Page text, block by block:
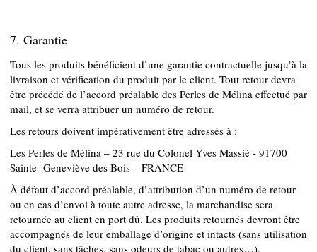
7. Garantie
Tous les produits bénéficient d’une garantie contractuelle jusqu’à la
livraison et vérification du produit par le client. Tout retour devra
être précédé de l’accord préalable des Perles de Mélina effectué par
mail, et se verra attribuer un numéro de retour.
Les retours doivent impérativement être adressés à :
Les Perles de Mélina – 23 rue du Colonel Yves Massié - 91700
Sainte -Geneviève des Bois – FRANCE
À défaut d’accord préalable, d’attribution d’un numéro de retour
ou en cas d’envoi à toute autre adresse, la marchandise sera
retournée au client en port dû. Les produits retournés devront être
accompagnés de leur emballage d’origine et intacts (sans utilisation
du client, sans tâches, sans odeurs de tabac ou autres…).